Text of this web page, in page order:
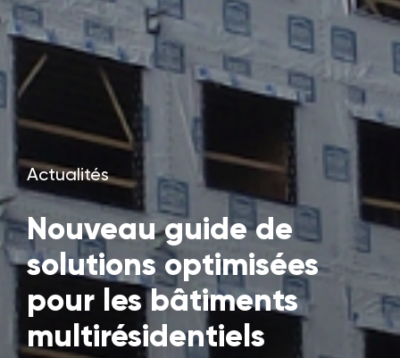
Actualités
Nouveau guide de
solutions optimisées
pour les bâtiments
multirésidentiels